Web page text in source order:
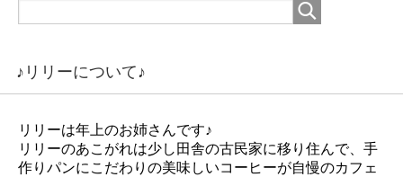
♪リリーについて♪
リリーは年上のお姉さんです♪
リリーのあこがれは少し田舎の古民家に移り住んで、手
作りパンにこだわりの美味しいコーヒーが自慢のカフェ